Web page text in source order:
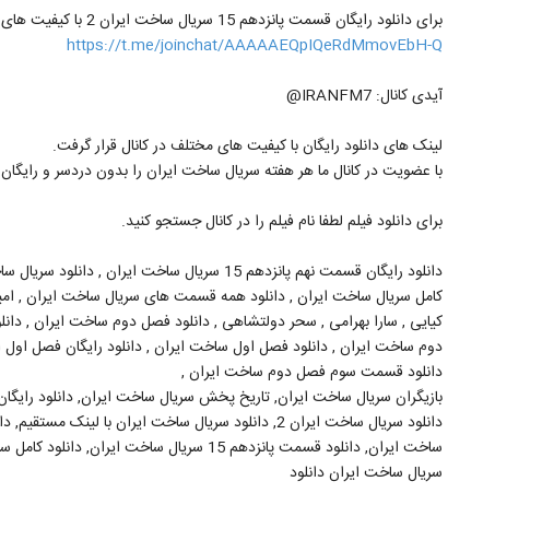
برای دانلود رایگان قسمت پانزدهم 15 سریال ساخت ایران 2 با کیفیت های مختلف به کانال تلگرام زیر مراجعه کنید:
https://t.me/joinchat/AAAAAEQpIQeRdMmovEbH-Q
آیدی کانال: IRANFM7@
لینک های دانلود رایگان با کیفیت های مختلف در کانال قرار گرفت.
با عضویت در کانال ما هر هفته سریال ساخت ایران را بدون دردسر و رایگان
برای دانلود فیلم لطفا نام فیلم را در کانال جستجو کنید.
کامل سریال ساخت ایران , دانلود همه قسمت های سریال ساخت ایران ,
کیایى , سارا بهرامی , سحر دولتشاهی , دانلود فصل دوم ساخت ایران ,
دوم ساخت ایران , دانلود فصل اول ساخت ایران , دانلود رایگان فصل
دانلود قسمت سوم فصل دوم ساخت ایران ,
ساخت ایران, دانلود قسمت پانزدهم 15 سریال
سریال ساخت ایران دانلود